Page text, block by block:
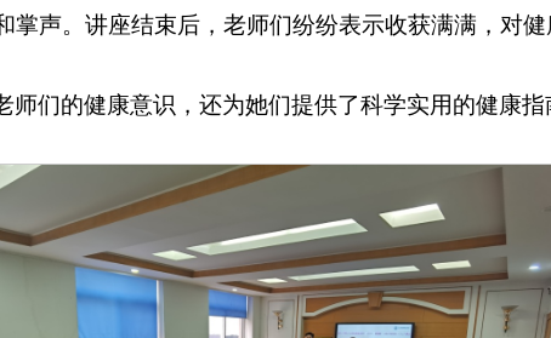
掌声。讲座结束后，老师们纷纷表示收获满满，对
师们的健康意识，还为她们提供了科学实用的健康